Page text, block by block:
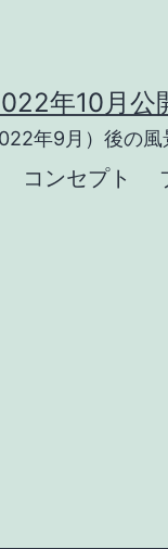
年10月公
年9月）後の
コンセプト